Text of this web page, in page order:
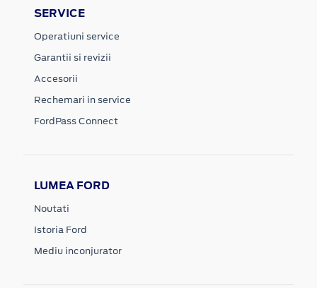
SERVICE
Operatiuni service
Garantii si revizii
Accesorii
Rechemari in service
FordPass Connect
LUMEA FORD
Noutati
Istoria Ford
Mediu inconjurator